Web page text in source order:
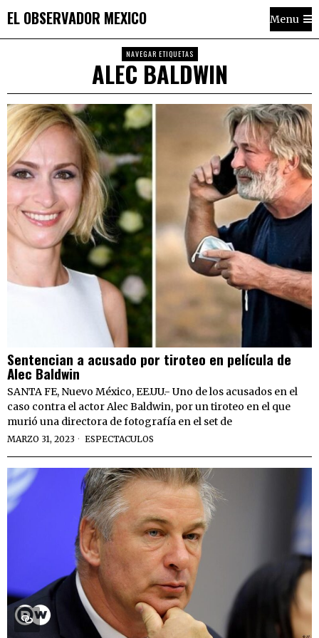
EL OBSERVADOR MEXICO Menu
NAVEGAR ETIQUETAS
ALEC BALDWIN
Sentencian a acusado por tiroteo en película de
Alec Baldwin
SANTA FE, Nuevo México, EE.UU.- Uno de los acusados en el
caso contra el actor Alec Baldwin, por un tiroteo en el que
murió una directora de fotografía en el set de
MARZO 31, 2023 ESPECTACULOS